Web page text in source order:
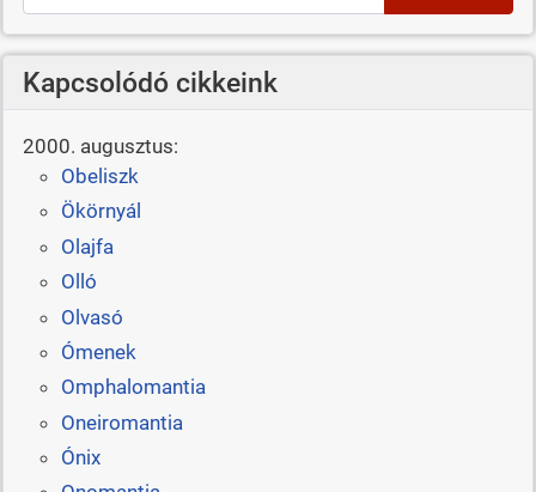
Kapcsolódó cikkeink
2000. augusztus:
Obeliszk
Ökörnyál
Olajfa
Olló
Olvasó
Ómenek
Omphalomantia
Oneiromantia
Ónix